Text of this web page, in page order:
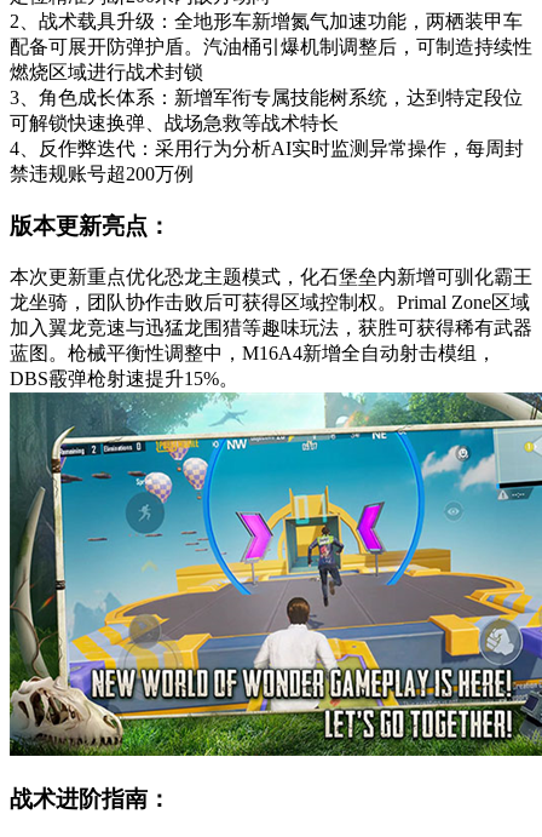
2、战术载具升级：全地形车新增氮气加速功能，两栖装甲车
配备可展开防弹护盾。汽油桶引爆机制调整后，可制造持续性
燃烧区域进行战术封锁
3、角色成长体系：新增军衔专属技能树系统，达到特定段位
可解锁快速换弹、战场急救等战术特长
4、反作弊迭代：采用行为分析AI实时监测异常操作，每周封
禁违规账号超200万例
版本更新亮点：
本次更新重点优化恐龙主题模式，化石堡垒内新增可驯化霸王
龙坐骑，团队协作击败后可获得区域控制权。Primal Zone区域
加入翼龙竞速与迅猛龙围猎等趣味玩法，获胜可获得稀有武器
蓝图。枪械平衡性调整中，M16A4新增全自动射击模组，
DBS霰弹枪射速提升15%。
战术进阶指南：